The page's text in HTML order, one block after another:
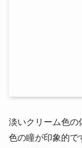
淡いクリーム色の
色の瞳が印象的で